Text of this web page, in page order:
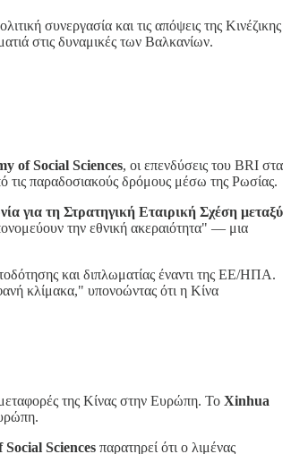
συνεργασία και τις απόψεις της Κινέζικης
στις δυναμικές των Βαλκανίων.
of Social Sciences, οι επενδύσεις του BRI στα
παραδοσιακούς δρόμους μέσω της Ρωσίας.
για τη Στρατηγική Εταιρική Σχέση μεταξύ
την εθνική ακεραιότητα" — μια
και διπλωματίας έναντι της ΕΕ/ΗΠΑ.
κλίμακα," υπονοώντας ότι η Κίνα
της Κίνας στην Ευρώπη. Το Xinhua
Sciences παρατηρεί ότι ο λιμένας